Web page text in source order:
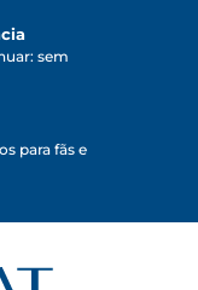
sem
para fãs e